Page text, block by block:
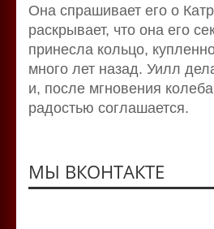
Она спрашивает его о
раскрывает, что она его
принесла кольцо,
много лет назад. Уилл
и, после мгновения
радостью соглашается.
МЫ ВКОНТАКТЕ